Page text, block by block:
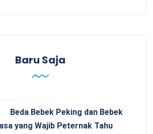
Baru Saja
Beda Bebek Peking dan Bebek
yang Wajib Peternak Tahu